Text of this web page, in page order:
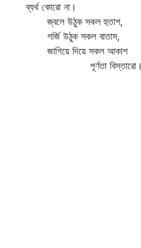
না।
সকল হুতাশ,
সকল বাতাস,
দিয়ে সকল আকাশ
বিস্তারো।